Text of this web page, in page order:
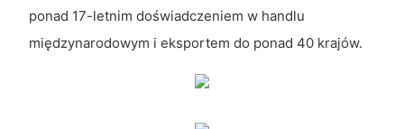
ponad 17-letnim doświadczeniem w handlu
międzynarodowym i eksportem do ponad 40 krajów.